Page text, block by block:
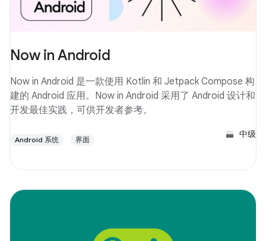
Now in Android
Now in Android 是一款使用 Kotlin 和 Jetpack Compose 构
建的 Android 应用。Now in Android 采用了 Android 设计和
开发最佳实践，可供开发者参考。
Android 系统 界面
中级